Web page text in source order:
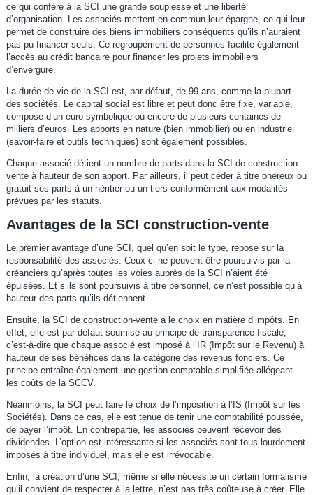
ce qui confère à la SCI une grande souplesse et une liberté
d’organisation. Les associés mettent en commun leur épargne, ce qui leur
permet de construire des biens immobiliers conséquents qu’ils n’auraient
pas pu financer seuls. Ce regroupement de personnes facilite également
l’accès au crédit bancaire pour financer les projets immobiliers
d’envergure.
La durée de vie de la SCI est, par défaut, de 99 ans, comme la plupart
des sociétés. Le capital social est libre et peut donc être fixe, variable,
composé d’un euro symbolique ou encore de plusieurs centaines de
milliers d’euros. Les apports en nature (bien immobilier) ou en industrie
(savoir-faire et outils techniques) sont également possibles.
Chaque associé détient un nombre de parts dans la SCI de construction-
vente à hauteur de son apport. Par ailleurs, il peut céder à titre onéreux ou
gratuit ses parts à un héritier ou un tiers conformément aux modalités
prévues par les statuts.
Avantages de la SCI construction-vente
Le premier avantage d’une SCI, quel qu’en soit le type, repose sur la
responsabilité des associés. Ceux-ci ne peuvent être poursuivis par la
créanciers qu’après toutes les voies auprès de la SCI n’aient été
épuisées. Et s’ils sont poursuivis à titre personnel, ce n’est possible qu’à
hauteur des parts qu’ils détiennent.
Ensuite, la SCI de construction-vente a le choix en matière d’impôts. En
effet, elle est par défaut soumise au principe de transparence fiscale,
c’est-à-dire que chaque associé est imposé à l’IR (Impôt sur le Revenu) à
hauteur de ses bénéfices dans la catégorie des revenus fonciers. Ce
principe entraîne également une gestion comptable simplifiée allégeant
les coûts de la SCCV.
Néanmoins, la SCI peut faire le choix de l’imposition à l’IS (Impôt sur les
Sociétés). Dans ce cas, elle est tenue de tenir une comptabilité poussée,
de payer l’impôt. En contrepartie, les associés peuvent recevoir des
dividendes. L’option est intéressante si les associés sont tous lourdement
imposés à titre individuel, mais elle est irrévocable.
Enfin, la création d’une SCI, même si elle nécessite un certain formalisme
qu’il convient de respecter à la lettre, n’est pas très coûteuse à créer. Elle